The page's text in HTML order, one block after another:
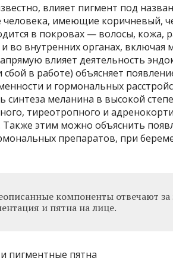
влияет пигмент под
человека, имеющие коричневый,
в покровах — волосы, кожа,
во внутренних органах, включая
влияет деятельность
в работе) объясняет
и гормональных
синтеза меланина в высокой
тиреотропного и
этим можно объяснить
препаратов, при
компоненты отвечают за
и пятна на лице.